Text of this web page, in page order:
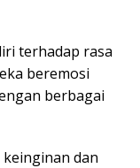
terhadap rasa
beremosi
berbagai
dan